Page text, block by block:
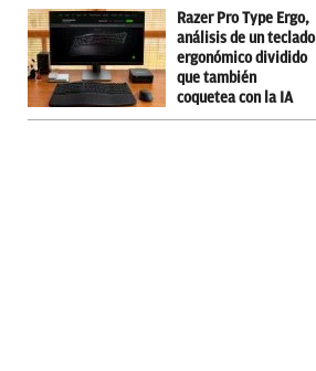
Razer Pro Type Ergo,
análisis de un teclado
ergonómico dividido
que también
coquetea con la IA